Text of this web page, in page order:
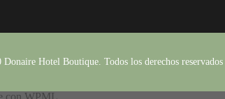
Hotel Boutique. Todos los derechos reservados
con WPML